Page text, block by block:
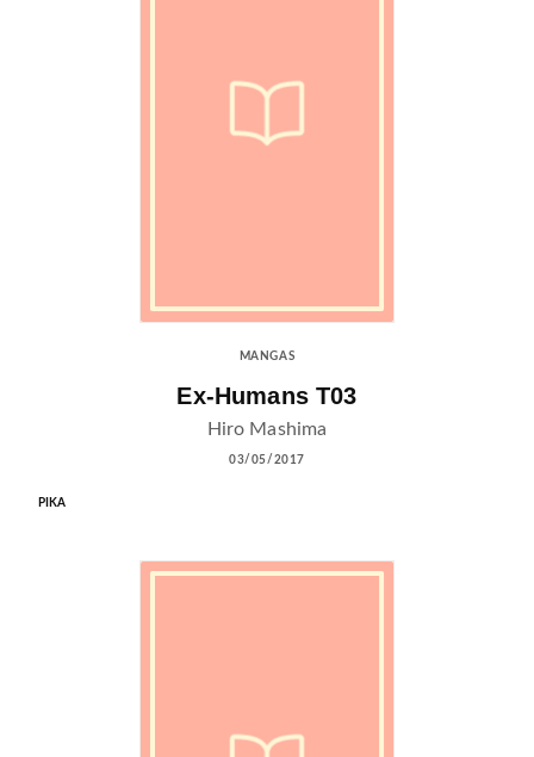
MANGAS
Ex-Humans T03
Hiro Mashima
03/05/2017
PIKA